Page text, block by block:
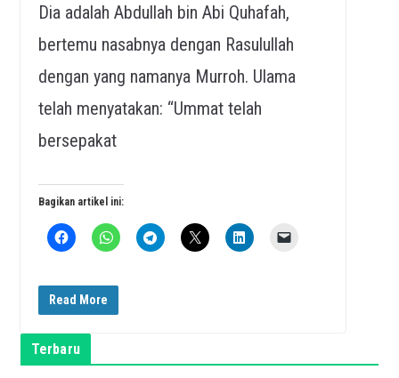
Dia adalah Abdullah bin Abi Quhafah,
bertemu nasabnya dengan Rasulullah
dengan yang namanya Murroh. Ulama
telah menyatakan: “Ummat telah
bersepakat
Bagikan artikel ini:
Read More
Terbaru